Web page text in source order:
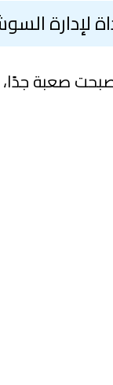
لإدارة
أصبحت صعبة